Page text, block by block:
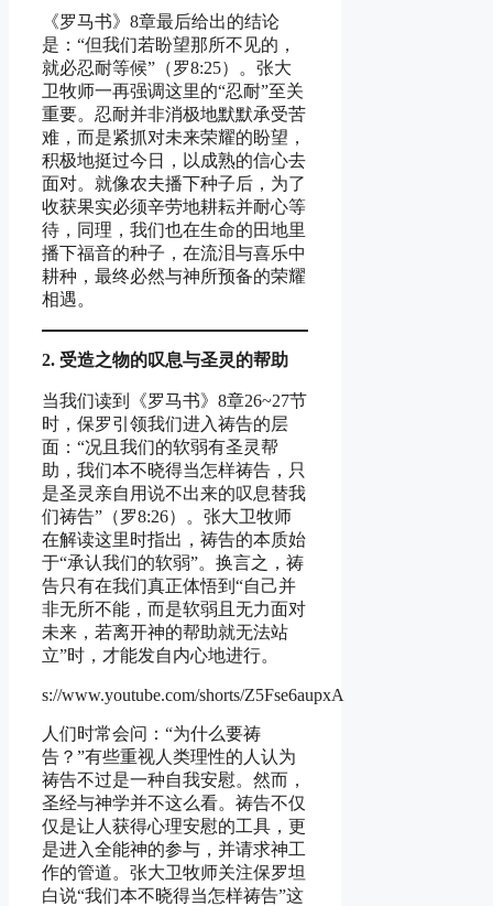
《罗马书》8章最后给出的结论
是：“但我们若盼望那所不见的，
就必忍耐等候”（罗8:25）。张大
卫牧师一再强调这里的“忍耐”至关
重要。忍耐并非消极地默默承受苦
难，而是紧抓对未来荣耀的盼望，
积极地挺过今日，以成熟的信心去
面对。就像农夫播下种子后，为了
收获果实必须辛劳地耕耘并耐心等
待，同理，我们也在生命的田地里
播下福音的种子，在流泪与喜乐中
耕种，最终必然与神所预备的荣耀
相遇。
2. 受造之物的叹息与圣灵的帮助
当我们读到《罗马书》8章26~27节
时，保罗引领我们进入祷告的层
面：“况且我们的软弱有圣灵帮
助，我们本不晓得当怎样祷告，只
是圣灵亲自用说不出来的叹息替我
们祷告”（罗8:26）。张大卫牧师
在解读这里时指出，祷告的本质始
于“承认我们的软弱”。换言之，祷
告只有在我们真正体悟到“自己并
非无所不能，而是软弱且无力面对
未来，若离开神的帮助就无法站
立”时，才能发自内心地进行。
s://www.youtube.com/shorts/Z5Fse6aupxA
人们时常会问：“为什么要祷
告？”有些重视人类理性的人认为
祷告不过是一种自我安慰。然而，
圣经与神学并不这么看。祷告不仅
仅是让人获得心理安慰的工具，更
是进入全能神的参与，并请求神工
作的管道。张大卫牧师关注保罗坦
白说“我们本不晓得当怎样祷告”这